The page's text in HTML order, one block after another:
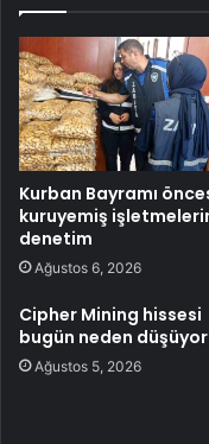
Kurban Bayramı
kuruyemiş
denetim
Ağustos 6, 2026
Cipher Mining hissesi
bugün neden
Ağustos 5, 2026